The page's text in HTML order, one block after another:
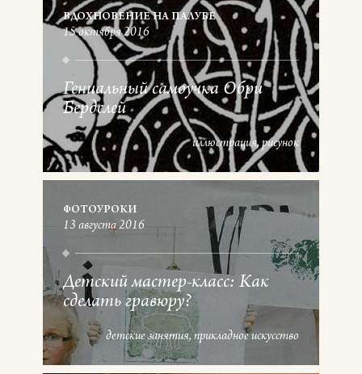
ВДОХНОВЕНИЕ НА ПАЛУБЕ
15 октября 2016
Гениальный самоучка Обри
Бердслей
иллюстрация рисунок
ФОТОУРОКИ
13 августа 2016
Детский мастер-класс: Как
сделать гравюру?
детские занятия прикладное искусство